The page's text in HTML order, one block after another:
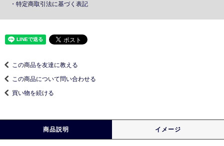
・特定商取引法に基づく表記
この商品を友達に教える
この商品について問い合わせる
買い物を続ける
商品説明 イメージ